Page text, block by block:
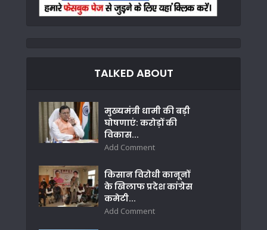
TALKED ABOUT
मुख्यमंत्री धामी की बड़ी
घोषणाएं: करोड़ों की
विकास...
Add Comment
किसान विरोधी कानूनों
के खिलाफ प्रदेश कांग्रेस
कमेटी...
Add Comment